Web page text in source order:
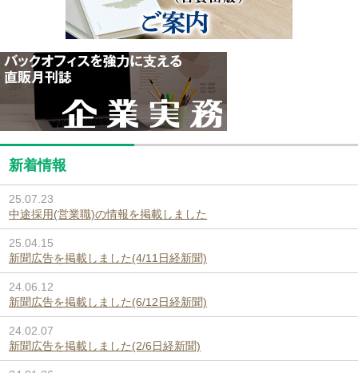
新着情報
25.07.23
中途採用(営業職)の情報を掲載しました
25.04.15
新聞広告を掲載しました(4/11日経新聞)
24.06.12
新聞広告を掲載しました(6/12日経新聞)
24.02.07
新聞広告を掲載しました(2/6日経新聞)